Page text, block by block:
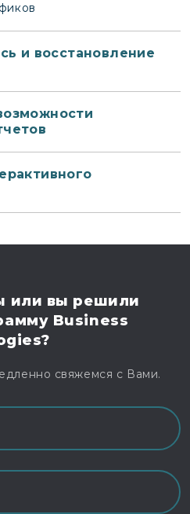
и восстановление
или вы решили
Business
свяжемся с Вами.